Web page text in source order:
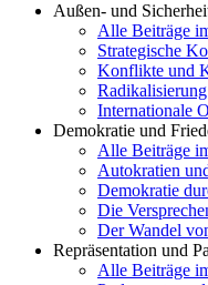
Außen- und
Alle Beiträge
Strategische
Konflikte und
Internationale
Demokratie und
Alle Beiträge
Autokratien
Demokratie
Die
Der Wandel
Repräsentation und
Alle Beiträge